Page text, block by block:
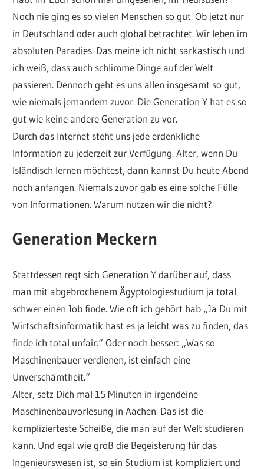
Noch nie ging es so vielen Menschen so gut. Ob jetzt nur
in Deutschland oder auch global betrachtet. Wir leben im
absoluten Paradies. Das meine ich nicht sarkastisch und
ich weiß, dass auch schlimme Dinge auf der Welt
passieren. Dennoch geht es uns allen insgesamt so gut,
wie niemals jemandem zuvor. Die Generation Y hat es so
gut wie keine andere Generation zu vor.
Durch das Internet steht uns jede erdenkliche
Information zu jederzeit zur Verfügung. Alter, wenn Du
Isländisch lernen möchtest, dann kannst Du heute Abend
noch anfangen. Niemals zuvor gab es eine solche Fülle
von Informationen. Warum nutzen wir die nicht?
Generation Meckern
Stattdessen regt sich Generation Y darüber auf, dass
man mit abgebrochenem Ägyptologiestudium ja total
schwer einen Job finde. Wie oft ich gehört hab „Ja Du mit
Wirtschaftsinformatik hast es ja leicht was zu finden, das
finde ich total unfair.“ Oder noch besser: „Was so
Maschinenbauer verdienen, ist einfach eine
Unverschämtheit.“
Alter, setz Dich mal 15 Minuten in irgendeine
Maschinenbauvorlesung in Aachen. Das ist die
komplizierteste Scheiße, die man auf der Welt studieren
kann. Und egal wie groß die Begeisterung für das
Ingenieurswesen ist, so ein Studium ist kompliziert und